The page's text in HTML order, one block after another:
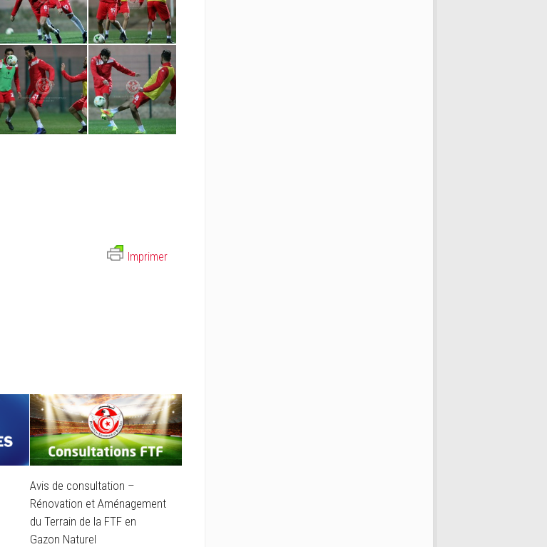
Imprimer
Avis de consultation –
Rénovation et Aménagement
du Terrain de la FTF en
Gazon Naturel